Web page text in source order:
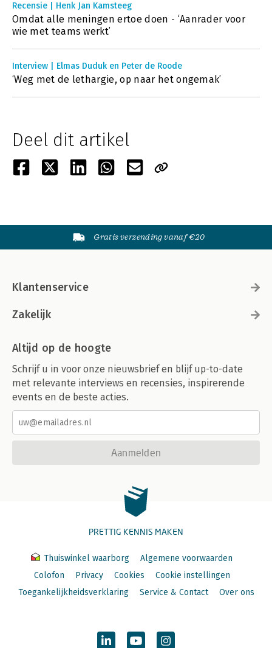
Recensie | Henk Jan Kamsteeg
Omdat alle meningen ertoe doen - ‘Aanrader voor
wie met teams werkt’
Interview | Elmas Duduk en Peter de Roode
‘Weg met de lethargie, op naar het ongemak’
Deel dit artikel
Gratis verzending vanaf €20
Klantenservice
Zakelijk
Altijd op de hoogte
Schrijf u in voor onze nieuwsbrief en blijf up-to-date
met relevante interviews en recensies, inspirerende
events en de beste acties.
Aanmelden
PRETTIG KENNIS MAKEN
Thuiswinkel waarborg
Algemene voorwaarden
Colofon
Privacy Cookies
Cookie instellingen
Toegankelijkheidsverklaring
Service & Contact Over ons